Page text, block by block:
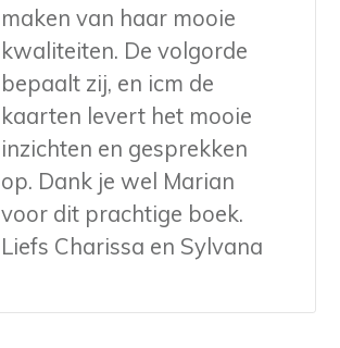
maken van haar mooie
kwaliteiten. De volgorde
bepaalt zij, en icm de
kaarten levert het mooie
inzichten en gesprekken
op. Dank je wel Marian
voor dit prachtige boek.
Liefs Charissa en Sylvana